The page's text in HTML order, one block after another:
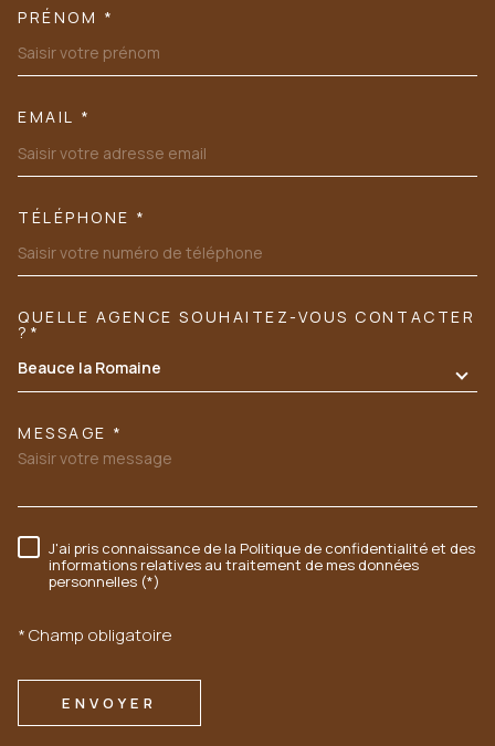
PRÉNOM *
EMAIL *
TÉLÉPHONE *
TRAD_MELTEM_VOREDEMANDE
QUELLE AGENCE SOUHAITEZ-VOUS CONTACTER
?*
Beauce la Romaine
MESSAGE *
RÈGLEMENTATION
J'ai pris connaissance de la Politique de confidentialité et des
informations relatives au traitement de mes données
personnelles (*)
* Champ obligatoire
ENVOYER